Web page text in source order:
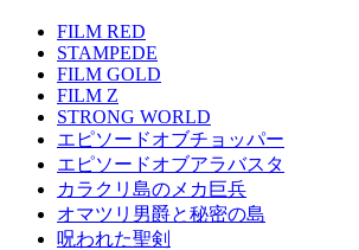
FILM RED
STAMPEDE
FILM GOLD
FILM Z
STRONG WORLD
エピソードオブチョッパー
エピソードオブアラバスタ
カラクリ島のメカ巨兵
オマツリ男爵と秘密の島
呪われた聖剣